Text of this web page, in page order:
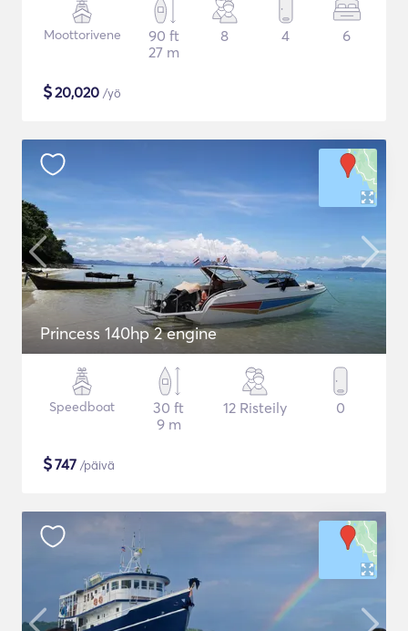
Moottorivene
90 ft
27 m
8 4 6
$20,020 /yö
Princess 140hp 2 engine
Speedboat
30 ft
9 m
12 Risteily 0
$747 /päivä